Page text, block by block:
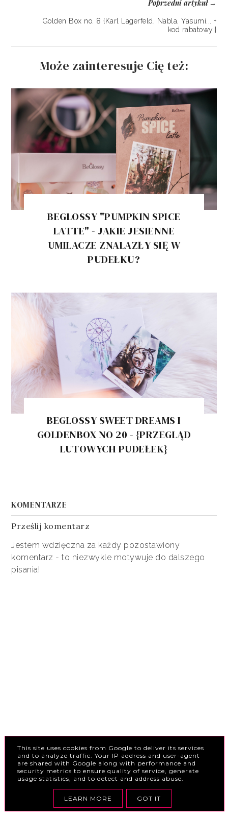
Poprzedni artykuł→
Golden Box no. 8 {Karl Lagerfeld, Nabla, Yasumi... +
kod rabatowy!}
Może zainteresuje Cię też:
BEGLOSSY "PUMPKIN SPICE
LATTE" - JAKIE JESIENNE
UMILACZE ZNALAZŁY SIĘ W
PUDEŁKU?
BEGLOSSY SWEET DREAMS I
GOLDENBOX NO 20 - {PRZEGLĄD
LUTOWYCH PUDEŁEK}
KOMENTARZE
Prześlij komentarz
Jestem wdzięczna za każdy pozostawiony
komentarz - to niezwykle motywuje do dalszego
pisania!
This site uses cookies from Google to deliver its services
and to analyze traffic. Your IP address and user-agent
are shared with Google along with performance and
security metrics to ensure quality of service, generate
usage statistics, and to detect and address abuse.
LEARN MORE GOT IT